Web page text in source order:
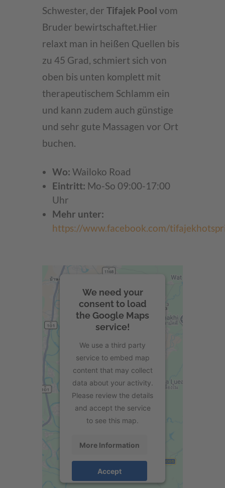
Schwester, der Tifajek Pool vom
Bruder bewirtschaftet.Hier
relaxt man in heißen Quellen bis
zu 45 Grad, schmiert sich von
oben bis unten komplett mit
therapeutischem Schlamm ein
und kann zudem auch günstige
und sehr gute Massagen vor Ort
buchen.
Wo: Wailoko Road
Eintritt: Mo-So 09:00-17:00
Uhr
Mehr unter:
https://www.facebook.com/
We need your
consent to load
the Google Maps
service!
We use a third party
service to embed map
content that may collect
data about your activity.
Please review the details
and accept the service
to see this map.
More Information
Accept